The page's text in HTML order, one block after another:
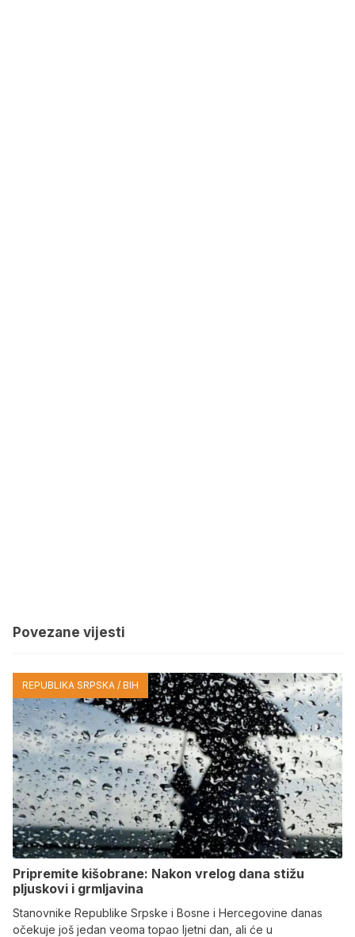
Povezane vijesti
REPUBLIKA SRPSKA / BIH
Pripremite kišobrane: Nakon vrelog dana stižu
pljuskovi i grmljavina
Stanovnike Republike Srpske i Bosne i Hercegovine danas
očekuje još jedan veoma topao ljetni dan, ali će u